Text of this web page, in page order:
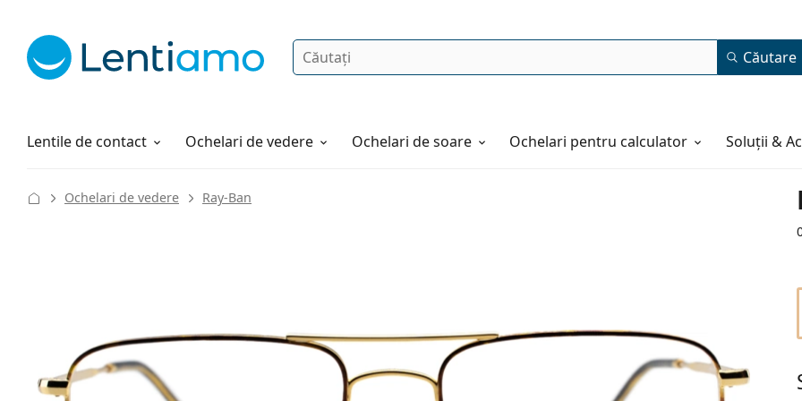
Căutare Căutare
Lentile de contact
Soluții Ochelari de vedere Ochelari de soare Ochelari pentru calculator Soluții &
Cum comandați
Ochelari de vedere Ray-Ban